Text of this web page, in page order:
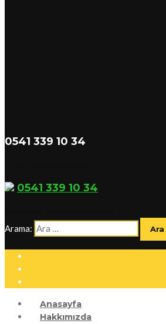
0541 339 10 34
0541 339 10 34
Arama:
Anasayfa
Hakkımızda